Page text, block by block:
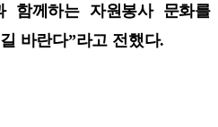
함께하는 자원봉사 문화를
바란다”라고 전했다.